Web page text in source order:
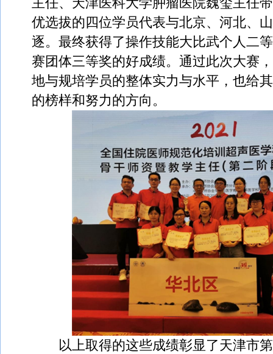
优选拔的四位学员代表与北京、河北、
逐。最终获得了操作技能大比武个人二
赛团体三等奖的好成绩。通过此次大赛
地与规培学员的整体实力与水平，也给
的榜样和努力的方向。
以上取得的这些成绩彰显了天津市第